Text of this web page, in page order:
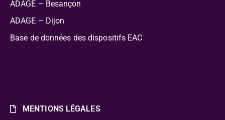
ADAGE – Besançon
ADAGE – Dijon
Base de données des dispositifs EAC
MENTIONS LÉGALES